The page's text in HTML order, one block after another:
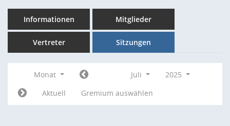
Informationen Mitglieder
Vertreter Sitzungen
Monat Juli
2025
Aktuell
Gremium auswählen